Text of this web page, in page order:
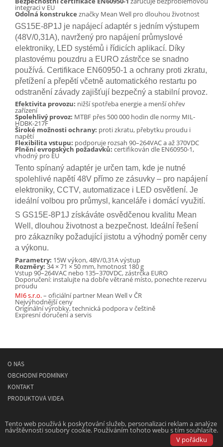
integraci v EU
Odolná konstrukce značky Mean Well pro dlouhou životnost
GS15E-8P1J je napájecí adaptér s jedním výstupem
(48V/0,31A), navržený pro napájení průmyslové
elektroniky, LED systémů i řídicích aplikací. Díky
plastovému pouzdru a EURO zástrčce se snadno
používá. Certifikace EN60950-1 a ochrany proti zkratu,
přetížení a přepětí včetně automatického restartu po
odstranění závady zajišťují bezpečný a stabilní provoz.
Efektivita provozu: nižší spotřeba energie a menší ohřev
zařízení
Spolehlivý provoz: MTBF přes 500 000 hodin dle normy MIL-
HDBK-217F
Široké možnosti ochrany: proti zkratu, přebytku proudu i
napětí
Flexibilita vstupu: podporuje rozsah 90–264VAC a až 370VDC
Plnění evropských požadavků: certifikován dle EN60950-1,
vhodný pro EU
Tento spínaný adaptér je určen tam, kde je nutné
spolehlivé napětí 48V přímo ze zásuvky – pro napájení
elektroniky, CCTV, automatizace i LED osvětlení. Je
ideální volbou pro průmysl, kanceláře i domácí využití.
S GS15E-8P1J získáváte osvědčenou kvalitu Mean
Well, dlouhou životnost a bezpečnost. Ideální řešení
pro zákazníky požadující jistotu a výhodný poměr ceny
a výkonu.
Parametry: 15W výkon, 48V/0,31A výstup
Rozměry:34 × 71 × 50 mm, hmotnost 180 g
Vstup 90–264VAC nebo 135–370VDC, zástrčka EURO
Doporučení: instalujte na dobře větrané místo, ponechte rezervu
proudu
MI6 s.r.o.– oficiální partner Mean Well v ČR
Nejvýhodnější ceny
Originální výrobky, technická podpora v češtině
Expresní doručení a servis
Tento web používá k poskytování služeb, personalizaci reklam a analýze
návštěvnosti soubory cookie. Používáním tohoto webu s tím souhlasíte.
V pořádku
O NÁS
OBCHODNÍ PODMÍNKY
KONTAKT
PRODUKTOVÁ VIDEA
Powered by
Designed by